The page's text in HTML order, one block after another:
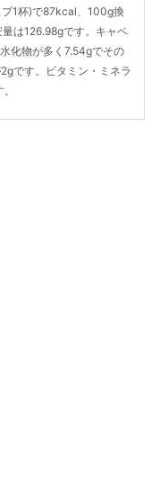
1杯)で87kcal、100g換
は126.98gです。キャベ
化物が多く7.54gでその
です。ビタミン・ミネラ